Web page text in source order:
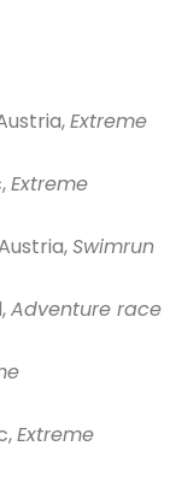
Extreme
Extreme
Swimrun
Adventure race
Extreme